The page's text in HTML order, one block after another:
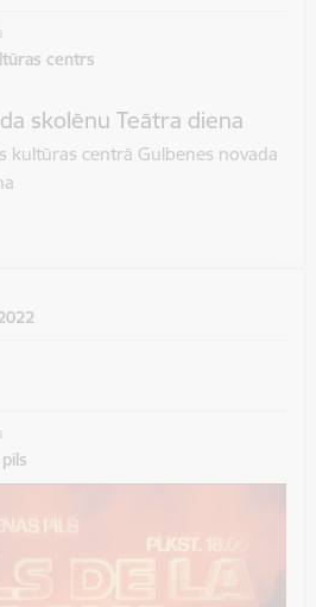
centrs
skolēnu Teātra diena
kultūras centrā Gulbenes novada